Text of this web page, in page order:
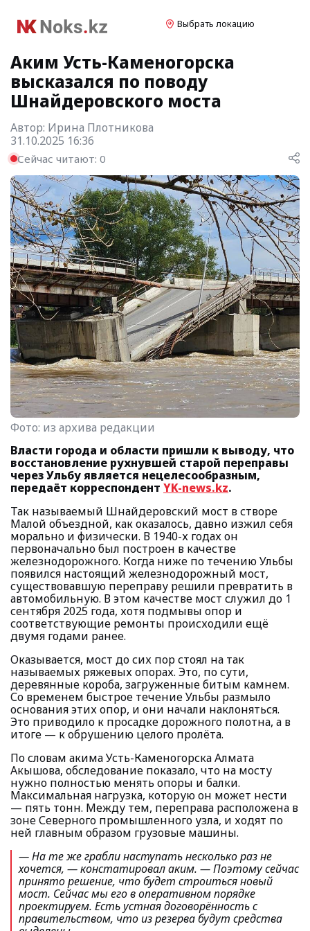
Выбрать локацию
Аким Усть-Каменогорска
высказался по поводу
Шнайдеровского моста
Автор: Ирина Плотникова
31.10.2025 16:36
Сейчас читают: 0
Фото: из архива редакции
Власти города и области пришли к выводу, что
восстановление рухнувшей старой переправы
через Ульбу является нецелесообразным,
передаёт корреспондент YK-news.kz.
Так называемый Шнайдеровский мост в створе
Малой объездной, как оказалось, давно изжил себя
морально и физически. В 1940-х годах он
первоначально был построен в качестве
железнодорожного. Когда ниже по течению Ульбы
появился настоящий железнодорожный мост,
существовавшую переправу решили превратить в
автомобильную. В этом качестве мост служил до 1
сентября 2025 года, хотя подмывы опор и
соответствующие ремонты происходили ещё
двумя годами ранее.
Оказывается, мост до сих пор стоял на так
называемых ряжевых опорах. Это, по сути,
деревянные короба, загруженные битым камнем.
Со временем быстрое течение Ульбы размыло
основания этих опор, и они начали наклоняться.
Это приводило к просадке дорожного полотна, а в
итоге — к обрушению целого пролёта.
По словам акима Усть-Каменогорска Алмата
Акышова, обследование показало, что на мосту
нужно полностью менять опоры и балки.
Максимальная нагрузка, которую он может нести
— пять тонн. Между тем, переправа расположена в
зоне Северного промышленного узла, и ходят по
ней главным образом грузовые машины.
— На те же грабли наступать несколько раз не
хочется, — констатировал аким. — Поэтому сейчас
принято решение, что будет строиться новый
мост. Сейчас мы его в оперативном порядке
проектируем. Есть устная договорённость с
правительством, что из резерва будут средства